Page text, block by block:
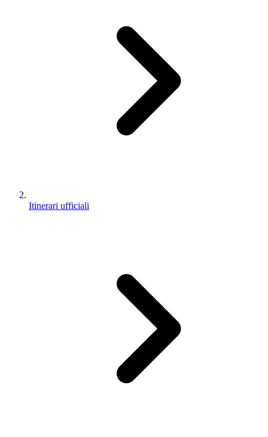
Itinerari ufficiali